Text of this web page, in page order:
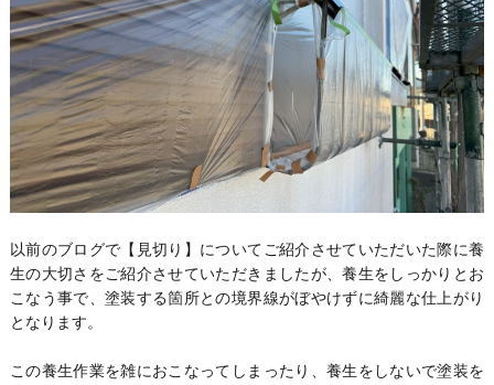
以前のブログで【見切り】についてご紹介させていただいた際に養
生の大切さをご紹介させていただきましたが、養生をしっかりとお
こなう事で、塗装する箇所との境界線がぼやけずに綺麗な仕上がり
となります。
この養生作業を雑におこなってしまったり、養生をしないで塗装を